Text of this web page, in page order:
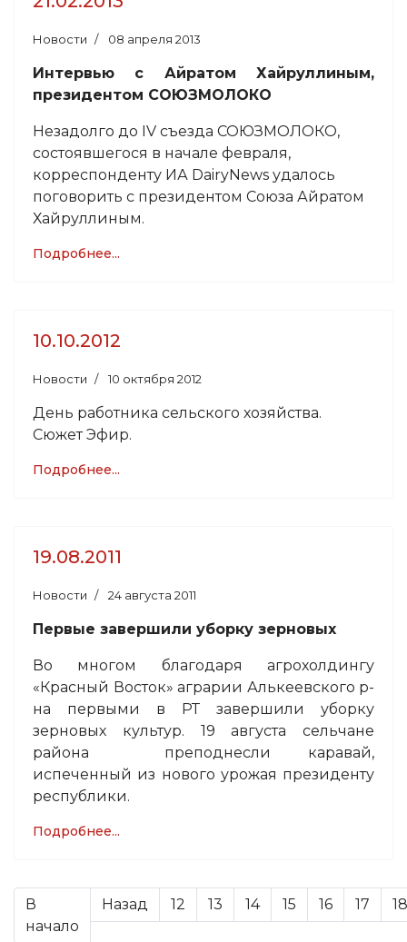
Новости 08 апреля 2013
Интервью с Айратом Хайруллиным,
президентом СОЮЗМОЛОКО
Незадолго до IV съезда СОЮЗМОЛОКО,
состоявшегося в начале февраля,
корреспонденту ИА DairyNews удалось
поговорить с президентом Союза Айратом
Хайруллиным.
Подробнее...
10.10.2012
Новости 10 октября 2012
День работника сельского хозяйства.
Сюжет Эфир.
Подробнее...
19.08.2011
Новости 24 августа 2011
Первые завершили уборку зерновых
Во многом благодаря агрохолдингу
«Красный Восток» аграрии Алькеевского р-
на первыми в РТ завершили уборку
зерновых культур. 19 августа сельчане
района преподнесли каравай,
испеченный из нового урожая президенту
республики.
Подробнее...
В
начало
Назад 12 13 14 15 16 17 18